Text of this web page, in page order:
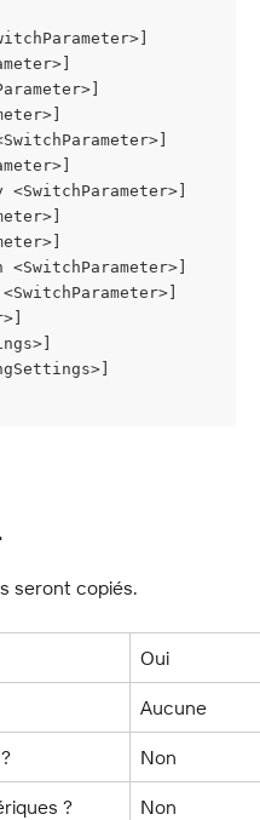
seront copiés.
Oui
Aucune
Non
? Non